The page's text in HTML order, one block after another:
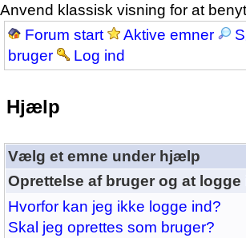
Anvend klassisk visning for at
Forum start
Aktive emner
bruger
Log ind
Hjælp
Vælg et emne under hjælp
Oprettelse af bruger og at logge
Hvorfor kan jeg ikke logge ind?
Skal jeg oprettes som bruger?